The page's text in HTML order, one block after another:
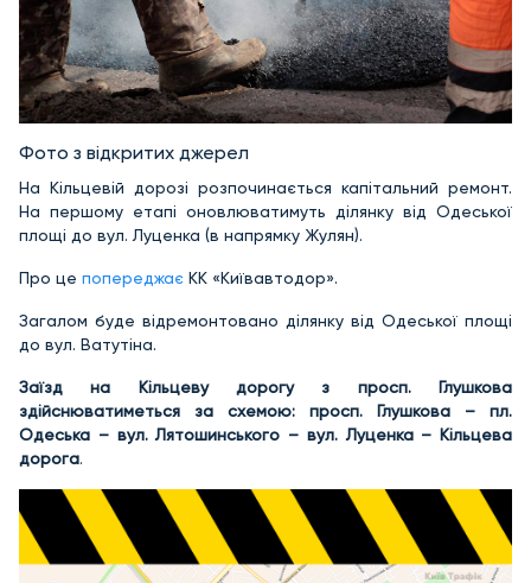
Фото з відкритих джерел
На Кільцевій дорозі розпочинається капітальний ремонт.
На першому етапі оновлюватимуть ділянку від Одеської
площі до вул. Луценка (в напрямку Жулян).
Про це попереджає КК «Київавтодор».
Загалом буде відремонтовано ділянку від Одеської площі
до вул. Ватутіна.
Заїзд на Кільцеву дорогу з просп. Глушкова
здійснюватиметься за схемою:
просп. Глушкова – пл.
Одеська – вул. Лятошинського – вул. Луценка – Кільцева
дорога.